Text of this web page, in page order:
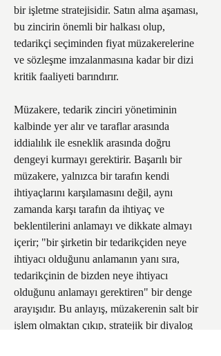
bir işletme stratejisidir. Satın alma aşaması,
bu zincirin önemli bir halkası olup,
tedarikçi seçiminden fiyat müzakerelerine
ve sözleşme imzalanmasına kadar bir dizi
kritik faaliyeti barındırır.
Müzakere, tedarik zinciri yönetiminin
kalbinde yer alır ve taraflar arasında
iddialılık ile esneklik arasında doğru
dengeyi kurmayı gerektirir. Başarılı bir
müzakere, yalnızca bir tarafın kendi
ihtiyaçlarını karşılamasını değil, aynı
zamanda karşı tarafın da ihtiyaç ve
beklentilerini anlamayı ve dikkate almayı
içerir; "bir şirketin bir tedarikçiden neye
ihtiyacı olduğunu anlamanın yanı sıra,
tedarikçinin de bizden neye ihtiyacı
olduğunu anlamayı gerektiren" bir denge
arayışıdır. Bu anlayış, müzakerenin salt bir
işlem olmaktan çıkıp, stratejik bir diyalog